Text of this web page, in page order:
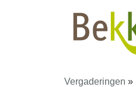
Vergaderingen »